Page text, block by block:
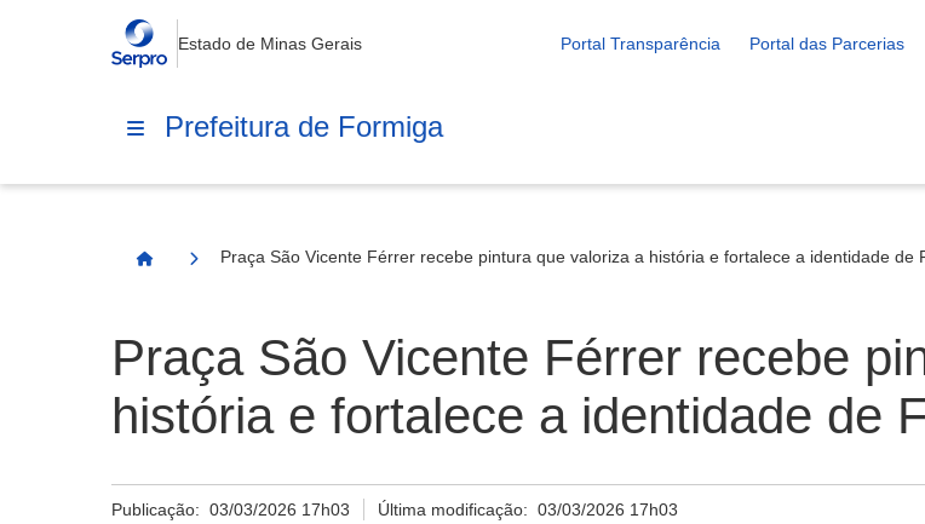
Estado de Minas Gerais Portal Transparência Portal das Parcerias
Prefeitura de Formiga
Página Inicial
Praça São Vicente Férrer recebe pintura que valoriza a história e fortalece a identidade de
Praça São Vicente Férrer recebe
história e fortalece a identidade de
Publicação: 03/03/2026 17h03 Última modificação:03/03/2026 17h03